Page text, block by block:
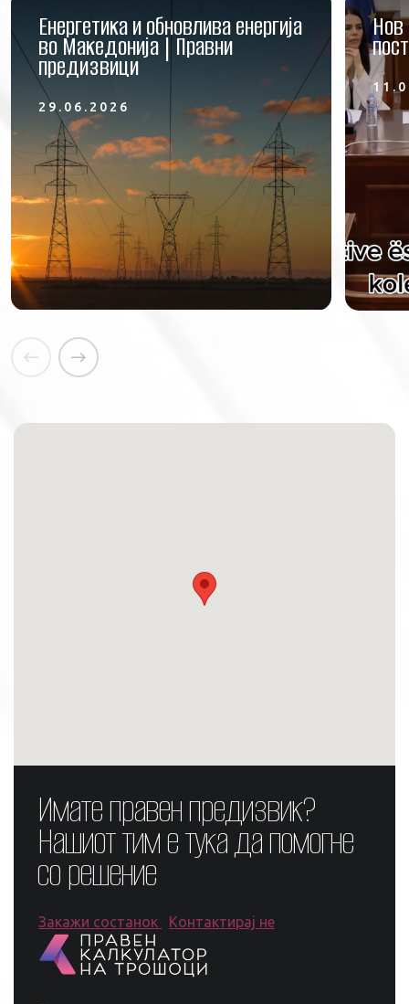
Енергетика и обновлива енергија
во Македонија | Правни
предизвици
29.06.2026
Нов
Имате правен предизвик?
Нашиот тим е тука да помогне
со решение
Закажи состанок Контактирај не